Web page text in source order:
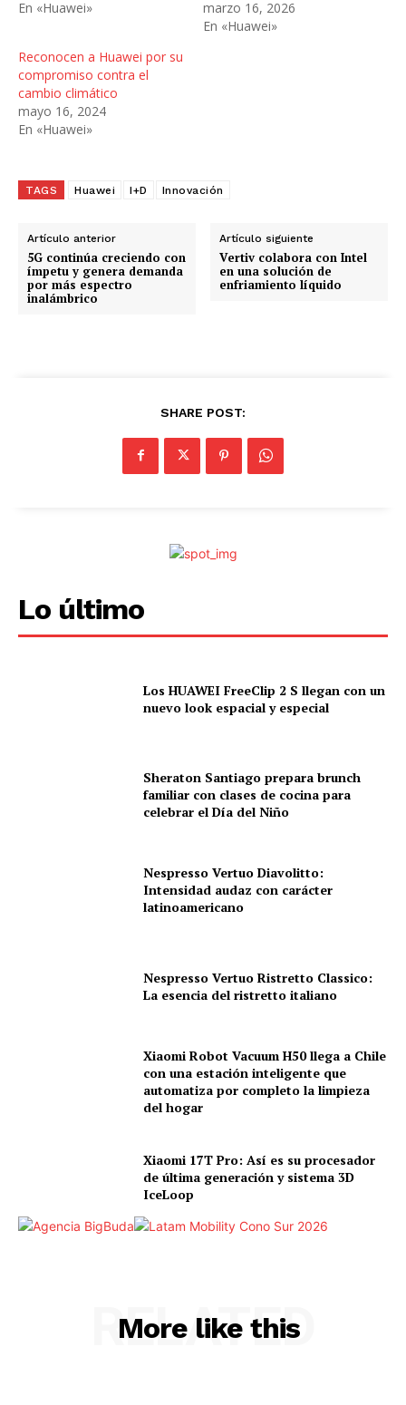
En «Huawei»
marzo 16, 2026
En «Huawei»
Reconocen a Huawei por su
compromiso contra el
cambio climático
mayo 16, 2024
En «Huawei»
TAGS Huawei I+D Innovación
Artículo anterior
5G continúa creciendo con
ímpetu y genera demanda
por más espectro
inalámbrico
Artículo siguiente
Vertiv colabora con Intel
en una solución de
enfriamiento líquido
SHARE POST:
Lo último
Los HUAWEI FreeClip 2 S llegan con un
nuevo look espacial y especial
Sheraton Santiago prepara brunch
familiar con clases de cocina para
celebrar el Día del Niño
Nespresso Vertuo Diavolitto:
Intensidad audaz con carácter
latinoamericano
Nespresso Vertuo Ristretto Classico:
La esencia del ristretto italiano
Xiaomi Robot Vacuum H50 llega a Chile
con una estación inteligente que
automatiza por completo la limpieza
del hogar
Xiaomi 17T Pro: Así es su procesador
de última generación y sistema 3D
IceLoop
More like this
RELATED